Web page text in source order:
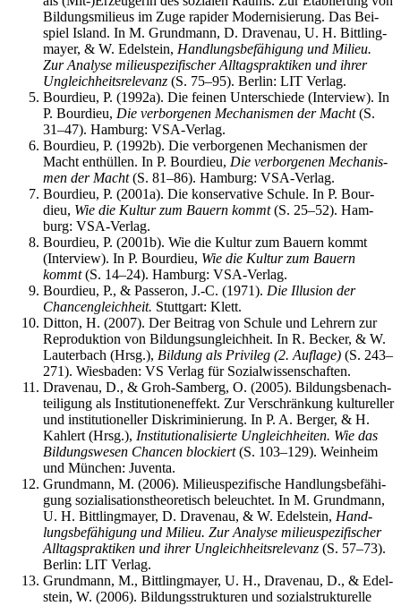
Bil­dungs­mi­lieus im Zuge rapi­der Moder­ni­sie­rung. Das Bei­
spiel Island. In M. Grund­mann, D. Dra­ven­au, U. H. Bitt­ling­
may­er, & W. Edel­stein, Hand­lungs­be­fä­hi­gung und Milieu.
Zur Ana­ly­se milieu­spe­zi­fi­scher All­tags­prak­ti­ken und ihrer
Ungleich­heits­re­le­vanz (S. 75–95). Ber­lin: LIT Verlag.
Bour­dieu, P. (1992a). Die fei­nen Unter­schie­de (Inter­view). In
P. Bour­dieu, Die ver­bor­ge­nen Mecha­nis­men der Macht(S.
31–47). Ham­burg: VSA-Verlag.
Bour­dieu, P. (1992b). Die ver­bor­ge­nen Mecha­nis­men der
Macht ent­hül­len. In P. Bour­dieu, Die ver­bor­ge­nen Mecha­nis­
men der Macht(S. 81–86). Ham­burg: VSA-Verlag.
Bour­dieu, P. (2001a). Die kon­ser­va­ti­ve Schu­le. In P. Bour­
dieu, Wie die Kul­tur zum Bau­ern kommt(S. 25–52). Ham­
burg: VSA-Verlag.
Bour­dieu, P. (2001b). Wie die Kul­tur zum Bau­ern kommt
(Inter­view). In P. Bour­dieu, Wie die Kul­tur zum Bau­ern
kommt(S. 14–24). Ham­burg: VSA-Verlag.
Bour­dieu, P., & Pas­se­ron, J.-C. (1971). Die Illu­si­on der
Chan­cen­gleich­heit. Stutt­gart: Klett.
Dit­ton, H. (2007). Der Bei­trag von Schu­le und Leh­rern zur
Repro­duk­ti­on von Bil­dungs­un­gleich­heit. In R. Becker, & W.
Lau­ter­bach (Hrsg.), Bil­dung als Pri­vi­leg (2. Auf­la­ge) (S. 243–
271). Wies­ba­den: VS Ver­lag für Sozialwissenschaften.
Dra­ven­au, D., & Groh-Sam­berg, O. (2005). Bil­dungs­be­nach­
tei­li­gung als Insti­tu­tio­nen­ef­fekt. Zur Ver­schrän­kung kul­tu­rel­ler
und insti­tu­tio­nel­ler Dis­kri­mi­nie­rung. In P. A. Ber­ger, & H.
Kah­lert (Hrsg.), Insti­tu­tio­na­li­sier­te Ungleich­hei­ten. Wie das
Bil­dungs­we­sen Chan­cen blo­ckiert(S. 103–129). Wein­heim
und Mün­chen: Juventa.
Grund­mann, M. (2006). Milieu­spe­zi­fi­sche Hand­lungs­be­fä­hi­
gung sozia­li­sa­ti­ons­theo­re­tisch beleuch­tet. In M. Grund­mann,
U. H. Bitt­ling­may­er, D. Dra­ven­au, & W. Edel­stein, Hand­
lungs­be­fä­hi­gung und Milieu. Zur Ana­ly­se milieu­spe­zi­fi­scher
All­tags­prak­ti­ken und ihrer Ungleich­heits­re­le­vanz (S. 57–73).
Ber­lin: LIT Verlag.
Grund­mann, M., Bitt­ling­may­er, U. H., Dra­ven­au, D., & Edel­
stein, W. (2006). Bil­dungs­struk­tu­ren und sozi­al­struk­tu­rel­le